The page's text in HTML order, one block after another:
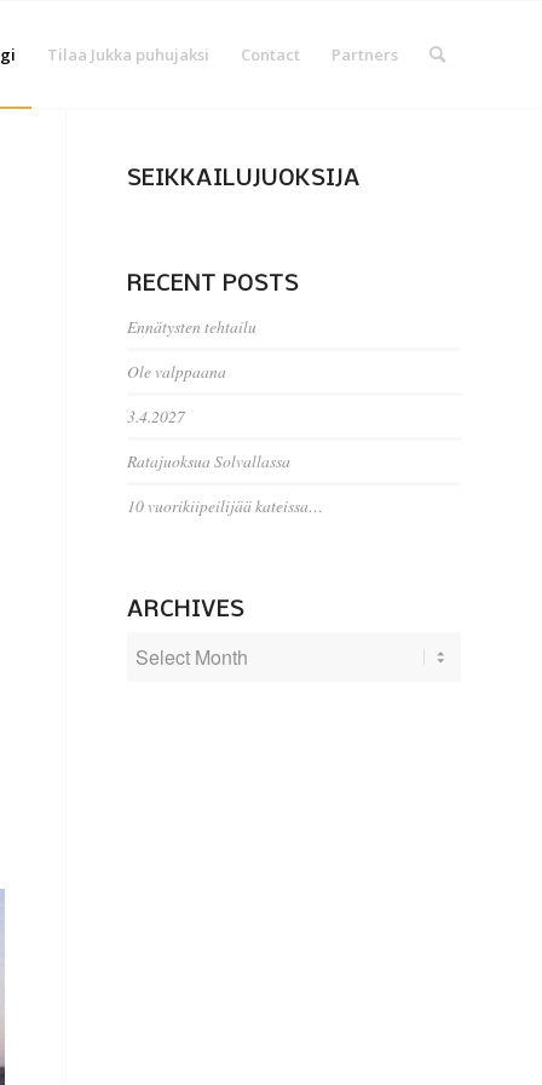
Tilaa Jukka puhujaksi Contact Partners
SEIKKAILUJUOKSIJA
RECENT POSTS
Ennätysten tehtailu
Ole valppaana
3.4.2027
Ratajuoksua Solvallassa
10 vuorikiipeilijää kateissa…
ARCHIVES